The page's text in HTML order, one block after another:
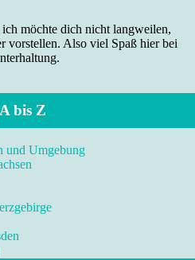
möchte dich nicht langweilen,
vorstellen. Also viel Spaß hier bei
bis Z
und Umgebung